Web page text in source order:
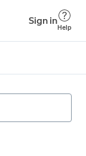
Sign in
Help